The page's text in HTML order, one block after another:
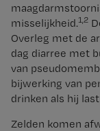
misselijkheid.1,2
Overleg met de
dag diarree met
van
bijwerking van
drinken als hij
Zelden komen